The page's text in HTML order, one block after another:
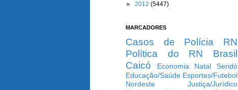
► 2012 (5447)
MARCADORES
Casos de Polícia
RN
Política do RN
Brasil
Caicó
Economia Natal
Seridó
Educação/Saúde Esportes/Futebol
Nordeste
Justiça/Jurídico